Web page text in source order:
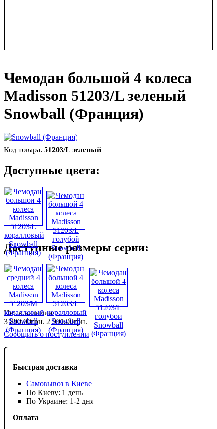
Чемодан большой 4 колеса
Madisson 51203/L зеленый
Snowball (Франция)
Быстрая доставка
Самовывоз в Киеве
По Киеву: 1 день
По Украине: 1-2 дня
Оплата
51203/L зеленый
Доступные цвета:
Доступные размеры серии:
Нет в наличии
3 890,00грн. 2 990,00грн.
Сообщить о поступлении